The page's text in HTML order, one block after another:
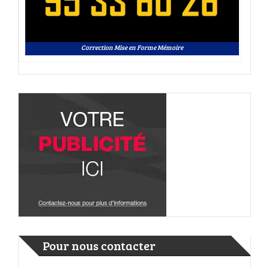
Correction Mise en Forme Mémoire
Pour nous contacter